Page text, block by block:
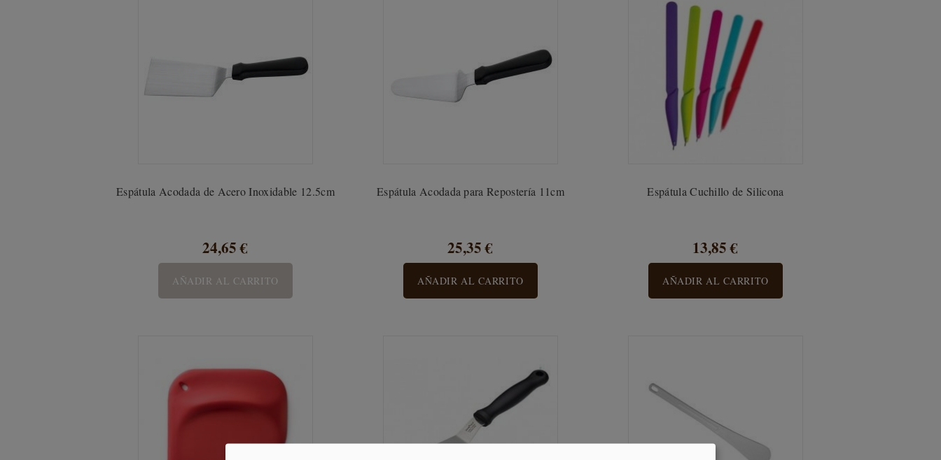
Espátula Acodada de Acero Inoxidable 12.5cm
24,65 €
AÑADIR AL CARRITO
Espátula Acodada para Repostería 11cm
25,35 €
AÑADIR AL CARRITO
Espátula Cuchillo de Silicona
13,85 €
AÑADIR AL CARRITO